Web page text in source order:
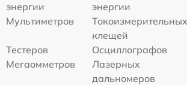
энергии
энергии
Мультиметров
Токоизмерительных
клещей
Тестеров
Осциллографов
Мегаомметров
Лазерных
дальномеров